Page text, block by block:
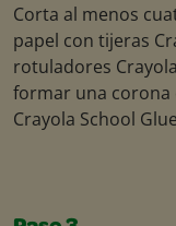
Corta al menos
papel con tijeras
rotuladores
formar una corona
Crayola School